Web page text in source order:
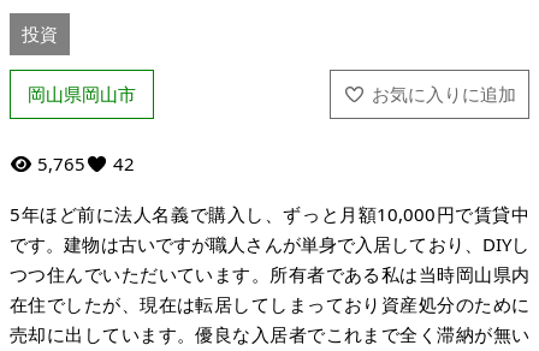
投資
岡山県岡山市
5,765 42
5年ほど前に法人名義で購入し、ずっと月額10,000円で賃貸中
です。建物は古いですが職人さんが単身で入居しており、DIYし
つつ住んでいただいています。所有者である私は当時岡山県内
在住でしたが、現在は転居してしまっており資産処分のために
売却に出しています。優良な入居者でこれまで全く滞納が無い